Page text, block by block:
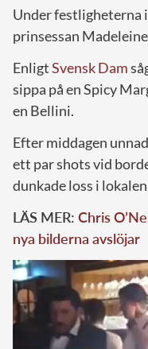
Under festligheterna
prinsessan
EnligtSvensk Dam
sippa på en Spicy
en Bellini.
Efter middagen
ett par shots vid
dunkade loss i
LÄS MER: Chris
nya bilderna avslöjar